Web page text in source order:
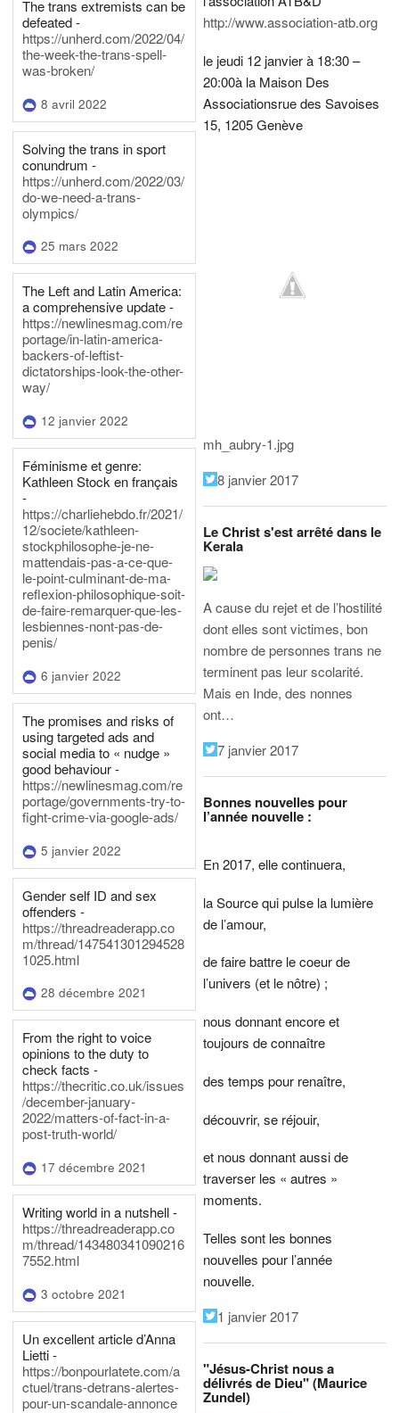
The trans extremists can be
defeated -
https://unherd.com/2022/04/
the-week-the-trans-spell-
was-broken/
8 avril 2022
Solving the trans in sport
conundrum -
https://unherd.com/2022/03/
do-we-need-a-trans-
olympics/
25 mars 2022
The Left and Latin America:
a comprehensive update -
https://newlinesmag.com/re
portage/in-latin-america-
backers-of-leftist-
dictatorships-look-the-other-
way/
12 janvier 2022
Féminisme et genre:
Kathleen Stock en français
-
https://charliehebdo.fr/2021/
12/societe/kathleen-
stockphilosophe-je-ne-
mattendais-pas-a-ce-que-
le-point-culminant-de-ma-
reflexion-philosophique-soit-
de-faire-remarquer-que-les-
lesbiennes-nont-pas-de-
penis/
6 janvier 2022
The promises and risks of
using targeted ads and
social media to « nudge »
good behaviour -
https://newlinesmag.com/re
portage/governments-try-to-
fight-crime-via-google-ads/
5 janvier 2022
Gender self ID and sex
offenders -
https://threadreaderapp.co
m/thread/147541301294528
1025.html
28 décembre 2021
From the right to voice
opinions to the duty to
check facts -
https://thecritic.co.uk/issues
/december-january-
2022/matters-of-fact-in-a-
post-truth-world/
17 décembre 2021
Writing world in a nutshell -
https://threadreaderapp.co
m/thread/143480341090216
7552.html
3 octobre 2021
Un excellent article d’Anna
Lietti -
https://bonpourlatete.com/a
ctuel/trans-detrans-alertes-
pour-un-scandale-annonce
http://www.association-atb.org
le jeudi 12 janvier à 18:30 –
20:00à la Maison Des
Associationsrue des Savoises
15, 1205 Genève
mh_aubry-1.jpg
8 janvier 2017
Le Christ s'est arrêté dans le
Kerala
A cause du rejet et de l’hostilité
dont elles sont victimes, bon
nombre de personnes trans ne
terminent pas leur scolarité.
Mais en Inde, des nonnes
ont…
7 janvier 2017
Bonnes nouvelles pour
l’année nouvelle :
En 2017, elle continuera,
la Source qui pulse la lumière
de l’amour,
de faire battre le coeur de
l’univers (et le nôtre) ;
nous donnant encore et
toujours de connaître
des temps pour renaître,
découvrir, se réjouir,
et nous donnant aussi de
traverser les « autres »
moments.
Telles sont les bonnes
nouvelles pour l’année
nouvelle.
1 janvier 2017
"Jésus-Christ nous a
délivrés de Dieu" (Maurice
Zundel)